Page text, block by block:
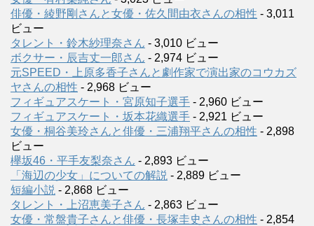
俳優・綾野剛さんと女優・佐久間由衣さんの相性 - 3,011
ビュー
タレント・鈴木紗理奈さん - 3,010 ビュー
ボクサー・辰吉丈一郎さん - 2,974 ビュー
元SPEED・上原多香子さんと劇作家で演出家のコウカズ
ヤさんの相性 - 2,968 ビュー
フィギュアスケート・宮原知子選手 - 2,960 ビュー
フィギュアスケート・坂本花織選手 - 2,921 ビュー
女優・桐谷美玲さんと俳優・三浦翔平さんの相性 - 2,898
ビュー
欅坂46・平手友梨奈さん - 2,893 ビュー
「海辺の少女」についての解説 - 2,889 ビュー
短編小説 - 2,868 ビュー
タレント・上沼恵美子さん - 2,863 ビュー
女優・常盤貴子さんと俳優・長塚圭史さんの相性 - 2,854